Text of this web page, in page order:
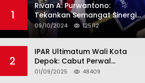
1
Rivan A. Purwantono:
Tekankan Semangat Sinergi
dan Kolaborasi dalam
Rakernas Serikat Pekerja Jasa
09/10/2024 125112
2
IPAR Ultimatum Wali Kota
Depok: Cabut Perwal
Tunjangan DPRD Rp40 Juta
01/09/2025 48409